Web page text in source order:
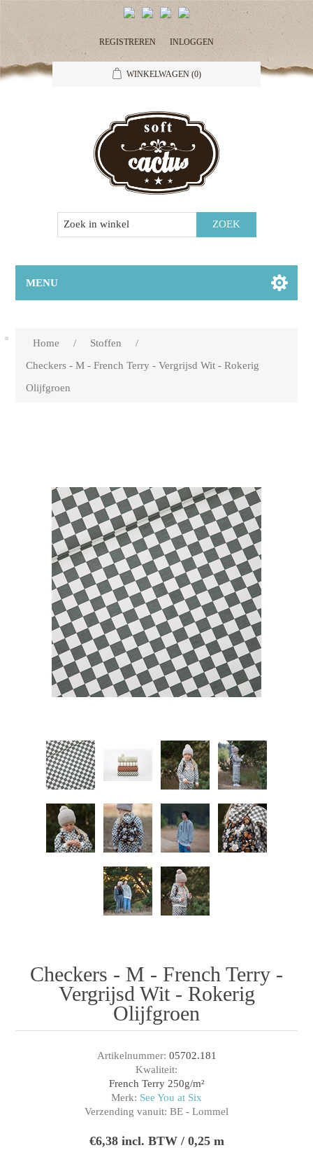
REGISTREREN INLOGGEN
WINKELWAGEN (0)
MENU
Home / Stoffen
/
Checkers - M - French Terry - Vergrijsd Wit - Rokerig
Olijfgroen
Checkers - M - French Terry -
Vergrijsd Wit - Rokerig
Olijfgroen
Artikelnummer: 05702.181
Kwaliteit:
French Terry 250g/m²
Merk: See You at Six
Verzending vanuit: BE - Lommel
€6,38 incl. BTW / 0,25 m